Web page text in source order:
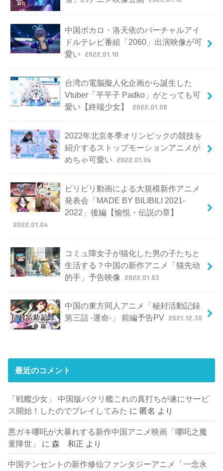
中国ボカロ・洛天依のバーチャルアイ
ドルテレビ番組「2060」出演映像が可
愛い 2022.01.10
台湾の電脳擬人化企画から誕生した
Vtuber「平平子 Padko」がとっても可
愛い【終端少女】
2022.01.08
2022年北京冬季オリンピックの競技を
紹介するストップモーションアニメが
めちゃ可愛い 2022.01.06
ビリビリ動画による大規模新作アニメ
発表会「MADE BY BILIBILI 2021-
2022」後編【愉悦・伝説の章】
2022.01.04
コミュ障女子が猫化した男の子たちと
生活する？中国の新作アニメ「猫先动
的手」予告映像
2022.01.03
中国の東方同人アニメ「秘封活動記録
第三話 -運命-」 前編予告PV 2021.12.30
最近のコメント
「戦艦少女」 中国版パクリ艦これの真打ちが遂にサービ
ス開始！したのでプレイしてみた に 匿名 より
悪ガキ哪吒が大暴れする新作中国アニメ映画「哪吒之魔
童降世」
に森 和正 より
中国テンセントの新作修仙ファンタジーアニメ「一念永